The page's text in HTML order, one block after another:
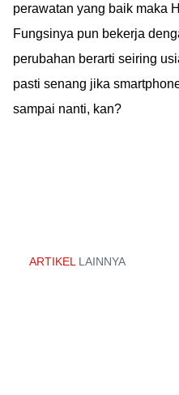
perawatan yang baik maka
Fungsinya pun bekerja
perubahan berarti seiring
pasti senang jika
sampai nanti, kan?
ARTIKEL LAINNYA